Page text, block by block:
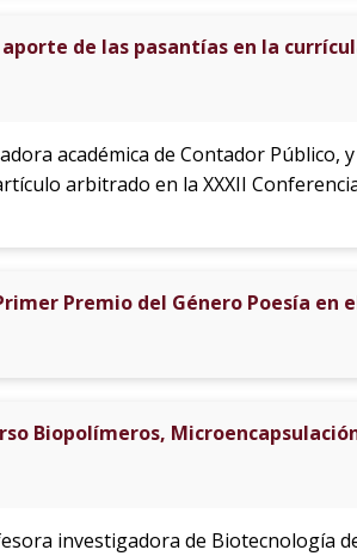
de las pasantías en la
académica de Contador Público,
arbitrado en la XXXII
Premio del Género Poesía en
Biopolímeros,
investigadora de Biotecnología